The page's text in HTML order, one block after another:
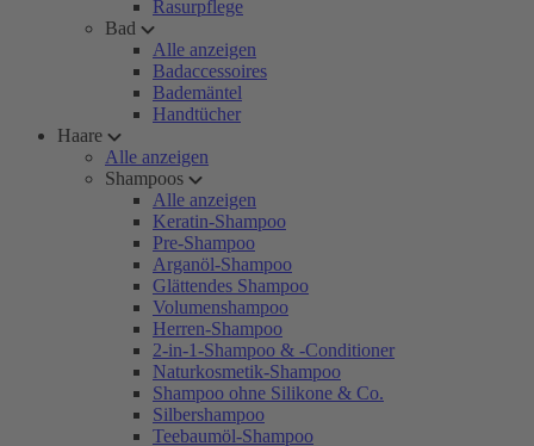
Rasurpflege
Bad
Alle anzeigen
Badaccessoires
Bademäntel
Handtücher
Haare
Alle anzeigen
Shampoos
Alle anzeigen
Keratin-Shampoo
Pre-Shampoo
Arganöl-Shampoo
Glättendes Shampoo
Volumenshampoo
Herren-Shampoo
2-in-1-Shampoo & -Conditioner
Naturkosmetik-Shampoo
Shampoo ohne Silikone & Co.
Silbershampoo
Teebaumöl-Shampoo